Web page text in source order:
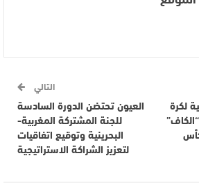
لكرة
التالي
العيون تحتضن الدورة السادسة
للجنة المشتركة المغربية-
البحرينية وتوقيع اتفاقيات
لتعزيز الشراكة الاستراتيجية